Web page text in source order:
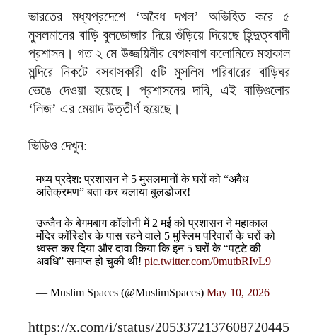
ভারতের মধ্যপ্রদেশে ‘অবৈধ দখল’ অভিহিত করে ৫
মুসলমানের বাড়ি বুলডোজার দিয়ে গুঁড়িয়ে দিয়েছে হিন্দুত্ববাদী
প্রশাসন। গত ২ মে উজ্জয়িনীর বেগমবাগ কলোনিতে মহাকাল
মন্দিরে নিকটে বসবাসকারী ৫টি মুসলিম পরিবারের বাড়িঘর
ভেঙে দেওয়া হয়েছে। প্রশাসনের দাবি, এই বাড়িগুলোর
‘লিজ’ এর মেয়াদ উত্তীর্ণ হয়েছে।
ভিডিও দেখুন:
मध्य प्रदेश: प्रशासन ने 5 मुसलमानों के घरों को “अवैध
अतिक्रमण” बता कर चलाया बुलडोजर!
उज्जैन के बेगमबाग कॉलोनी में 2 मई को प्रशासन ने महाकाल
मंदिर कॉरिडोर के पास रहने वाले 5 मुस्लिम परिवारों के घरों को
ध्वस्त कर दिया और दावा किया कि इन 5 घरों के “पट्टे की
अवधि” समाप्त हो चुकी थी!pic.twitter.com/0mutbRIvL9
— Muslim Spaces (@MuslimSpaces)May 10, 2026
https://x.com/i/status/2053372137608720445